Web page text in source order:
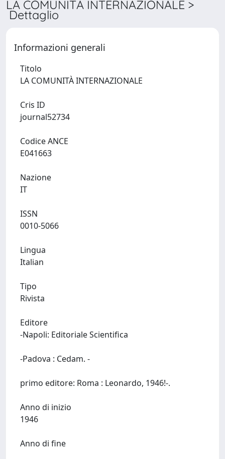
LA COMUNITÀ INTERNAZIONALE >
Dettaglio
Informazioni generali
Titolo
Cris ID
Codice ANCE
Nazione
ISSN
Lingua
Tipo
Rivista
Editore
-Napoli: Editoriale Scientifica
-Padova : Cedam. -
Anno di inizio
Anno di fine